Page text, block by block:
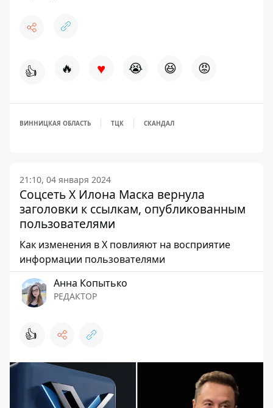
👍 🔥 ♥ 😭 😆 😡
ВИННИЦКАЯ ОБЛАСТЬ ТЦК СКАНДАЛ
21:10, 04 января 2024
Соцсеть X Илона Маска вернула
заголовки к ссылкам, опубликованным
пользователями
Как изменения в X повлияют на восприятие
информации пользователями
Анна Копытько
РЕДАКТОР
👍